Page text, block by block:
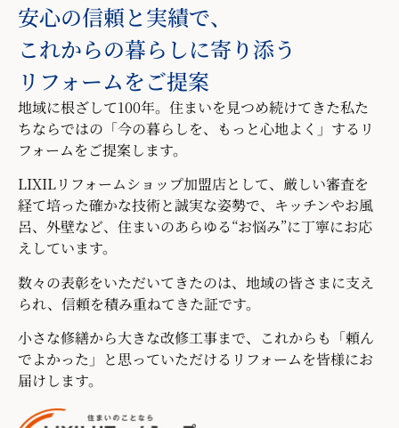
安心の信頼と実績で、
これからの暮らしに寄り添う
リフォームをご提案
地域に根ざして100年。住まいを見つめ続けてきた私た
ちならではの「今の暮らしを、もっと心地よく」するリ
フォームをご提案します。
LIXILリフォームショップ加盟店として、厳しい審査を
経て培った確かな技術と誠実な姿勢で、キッチンやお風
呂、外壁など、住まいのあらゆる“お悩み”に丁寧にお応
えしています。
数々の表彰をいただいてきたのは、地域の皆さまに支え
られ、信頼を積み重ねてきた証です。
小さな修繕から大きな改修工事まで、これからも「頼ん
でよかった」と思っていただけるリフォームを皆様にお
届けします。